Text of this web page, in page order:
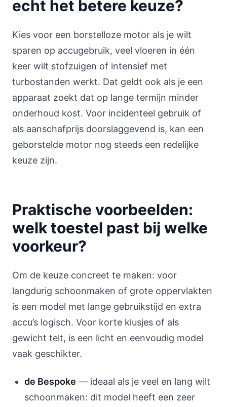
echt het betere keuze?
Kies voor een borstelloze motor als je wilt
sparen op accugebruik, veel vloeren in één
keer wilt stofzuigen of intensief met
turbostanden werkt. Dat geldt ook als je een
apparaat zoekt dat op lange termijn minder
onderhoud kost. Voor incidenteel gebruik of
als aanschafprijs doorslaggevend is, kan een
geborstelde motor nog steeds een redelijke
keuze zijn.
Praktische voorbeelden:
welk toestel past bij welke
voorkeur?
Om de keuze concreet te maken: voor
langdurig schoonmaken of grote oppervlakten
is een model met lange gebruikstijd en extra
accu’s logisch. Voor korte klusjes of als
gewicht telt, is een licht en eenvoudig model
vaak geschikter.
de Bespoke — ideaal als je veel en lang wilt
schoonmaken: dit model heeft een zeer